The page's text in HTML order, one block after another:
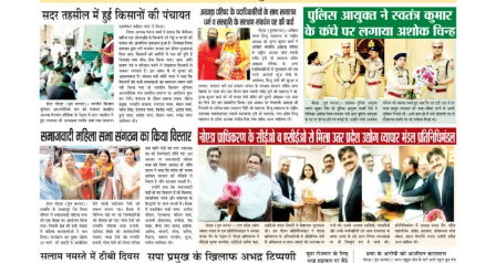
Image